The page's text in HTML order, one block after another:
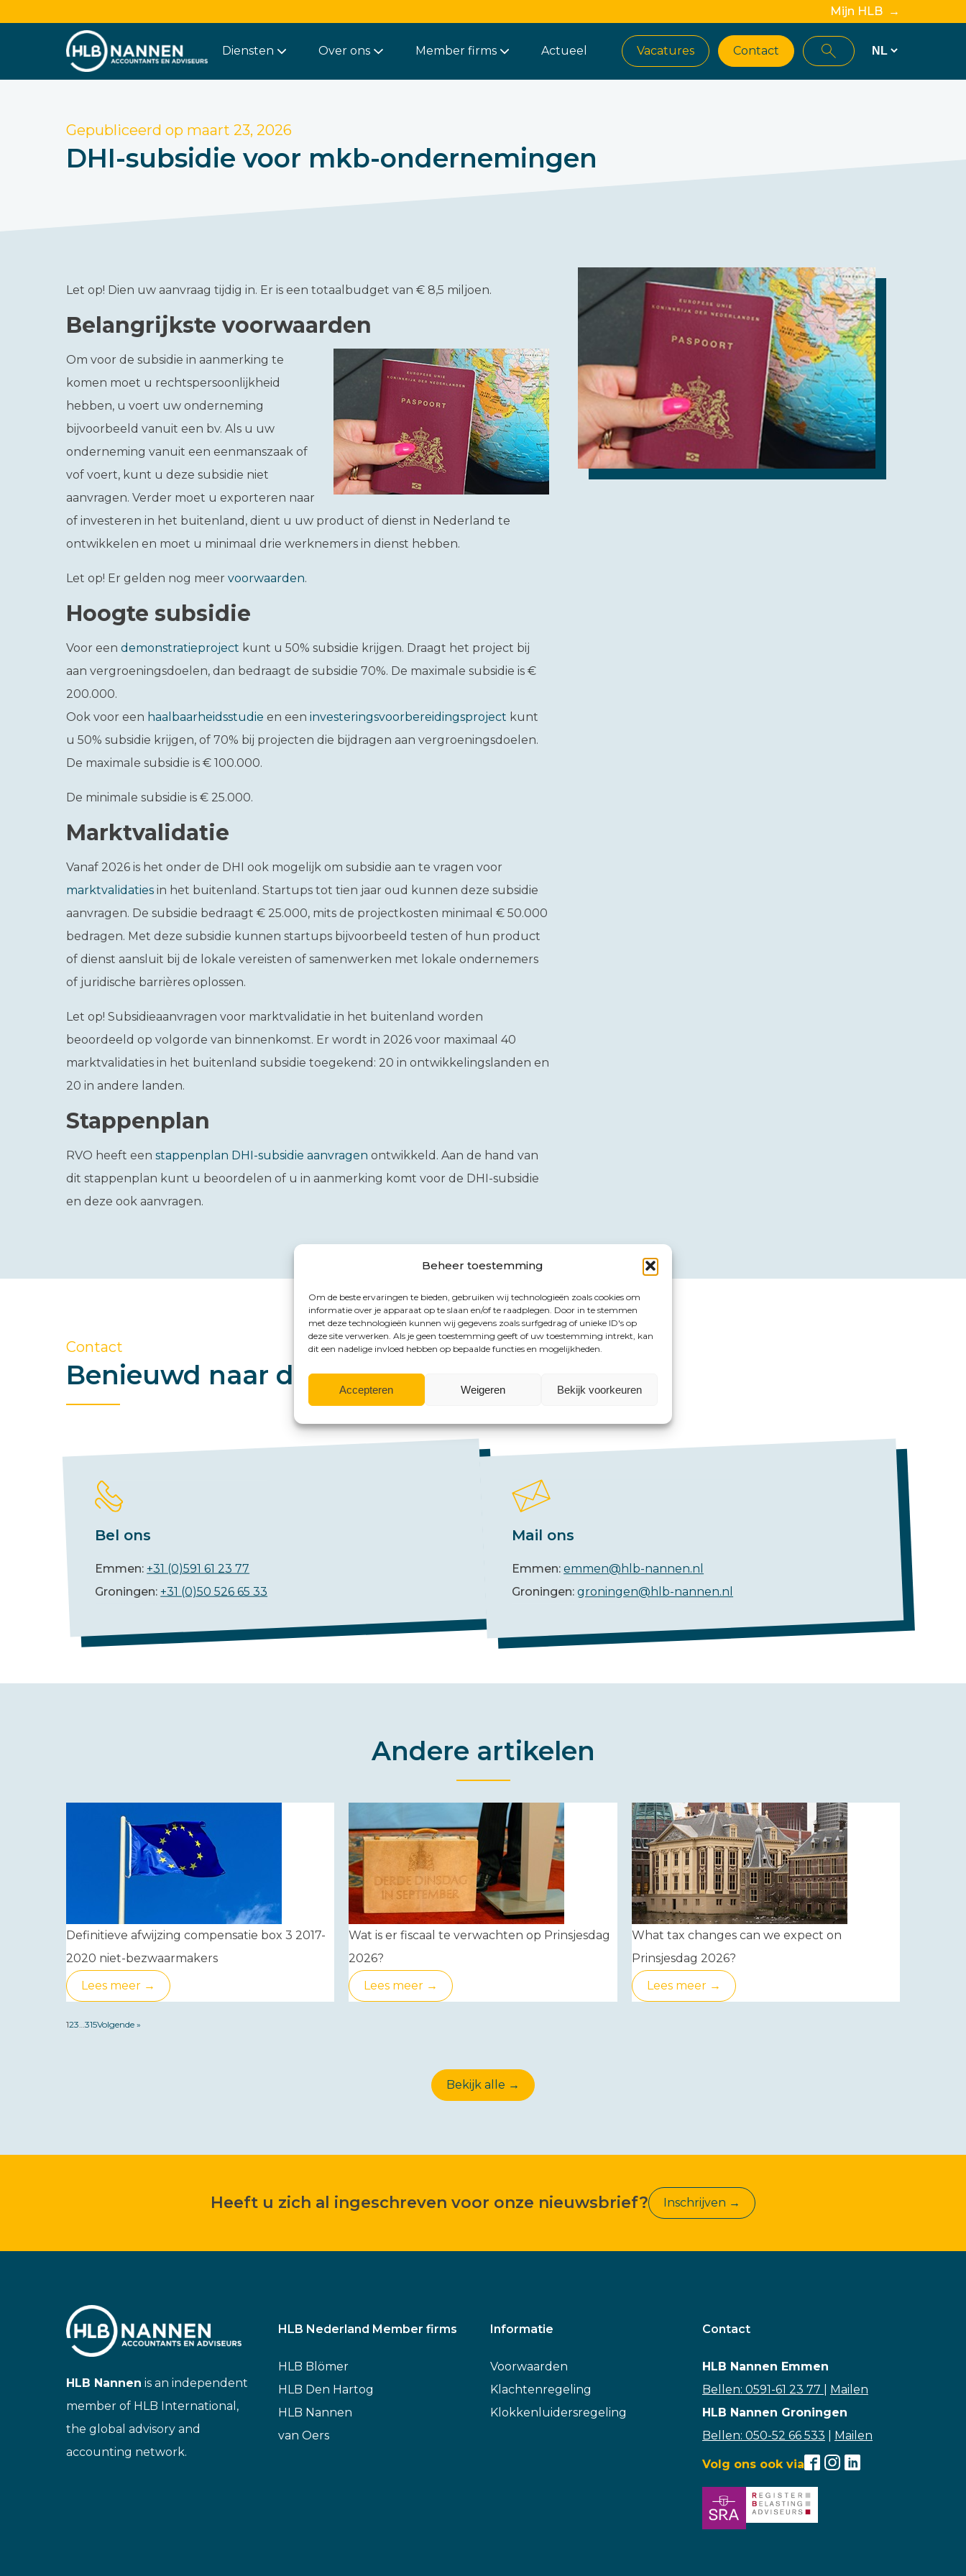
Beheer toestemming
Om de beste ervaringen te bieden, gebruiken wij technologieën zoals cookies om
informatie over je apparaat op te slaan en/of te raadplegen. Door in te stemmen
met deze technologieën kunnen wij gegevens zoals surfgedrag of unieke ID's op
deze site verwerken. Als je geen toestemming geeft of uw toestemming intrekt, kan
dit een nadelige invloed hebben op bepaalde functies en mogelijkheden.
Accepteren Weigeren Bekijk voorkeuren
Mijn HLB →
Diensten Over ons Member firms Actueel Vacatures Contact
Gepubliceerd op maart 23, 2026
DHI-subsidie voor mkb-ondernemingen
Let op! Dien uw aanvraag tijdig in. Er is een totaalbudget van € 8,5 miljoen.
Belangrijkste voorwaarden
Om voor de subsidie in aanmerking te
komen moet u rechtspersoonlijkheid
hebben, u voert uw onderneming
bijvoorbeeld vanuit een bv. Als u uw
onderneming vanuit een eenmanszaak of
vof voert, kunt u deze subsidie niet
aanvragen. Verder moet u exporteren naar
of investeren in het buitenland, dient u uw product of dienst in Nederland te
ontwikkelen en moet u minimaal drie werknemers in dienst hebben.
Let op! Er gelden nog meer voorwaarden.
Hoogte subsidie
Voor een demonstratieproject kunt u 50% subsidie krijgen. Draagt het project bij
aan vergroeningsdoelen, dan bedraagt de subsidie 70%. De maximale subsidie is €
200.000.
Ook voor een haalbaarheidsstudie en een investeringsvoorbereidingsproject kunt
u 50% subsidie krijgen, of 70% bij projecten die bijdragen aan vergroeningsdoelen.
De maximale subsidie is € 100.000.
De minimale subsidie is € 25.000.
Marktvalidatie
Vanaf 2026 is het onder de DHI ook mogelijk om subsidie aan te vragen voor
marktvalidaties in het buitenland. Startups tot tien jaar oud kunnen deze subsidie
aanvragen. De subsidie bedraagt € 25.000, mits de projectkosten minimaal € 50.000
bedragen. Met deze subsidie kunnen startups bijvoorbeeld testen of hun product
of dienst aansluit bij de lokale vereisten of samenwerken met lokale ondernemers
of juridische barrières oplossen.
Let op! Subsidieaanvragen voor marktvalidatie in het buitenland worden
beoordeeld op volgorde van binnenkomst. Er wordt in 2026 voor maximaal 40
marktvalidaties in het buitenland subsidie toegekend: 20 in ontwikkelingslanden en
20 in andere landen.
Stappenplan
RVO heeft een stappenplan DHI-subsidie aanvragen ontwikkeld. Aan de hand van
dit stappenplan kunt u beoordelen of u in aanmerking komt voor de DHI-subsidie
en deze ook aanvragen.
Contact
Benieuwd naar de mogelijkheden?
Bel ons
Emmen:+31 (0)591 61 23 77
Groningen:+31 (0)50 526 65 33
Mail ons
Emmen:emmen@hlb-nannen.nl
Groningen:groningen@hlb-nannen.nl
Andere artikelen
Definitieve afwijzing compensatie box 3 2017-
2020 niet-bezwaarmakers
Lees meer →
Wat is er fiscaal te verwachten op Prinsjesdag
2026?
Lees meer →
What tax changes can we expect on
Prinsjesdag 2026?
Lees meer →
123 315Volgende »
Bekijk alle →
Heeft u zich al ingeschreven voor onze nieuwsbrief? Inschrijven →
HLB Nannen is an independent
member of HLB International,
the global advisory and
accounting network.
HLB Nederland Member firms
HLB Blömer
HLB Den Hartog
HLB Nannen
van Oers
Informatie
Voorwaarden
Klachtenregeling
Klokkenluidersregeling
Contact
HLB Nannen Emmen
Bellen: 0591-61 23 77
Mailen
HLB Nannen Groningen
Bellen: 050-52 66 533
Mailen
Volg ons ook via